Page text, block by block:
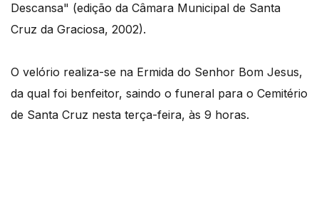
Descansa" (edição da Câmara Municipal de Santa
Cruz da Graciosa, 2002).
O velório realiza-se na Ermida do Senhor Bom Jesus,
da qual foi benfeitor, saindo o funeral para o Cemitério
de Santa Cruz nesta terça-feira, às 9 horas.